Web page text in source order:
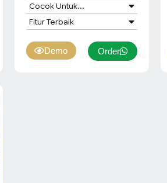
Cocok Untuk...
Fitur Terbaik
Demo Order